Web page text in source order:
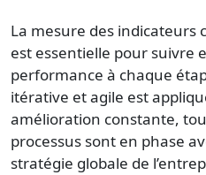
La mesure des indicateurs
est essentielle pour suivre
performance à chaque
itérative et agile est
amélioration constante,
processus sont en phase
stratégie globale de